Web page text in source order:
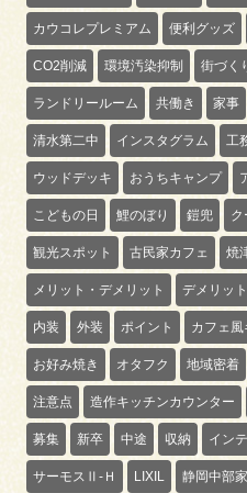
カウコレプレミアム 便利グッズ
CO2削減 環境汚染抑制 街づく
ランドリールーム 共働き 家事
清水第二中 インスタグラム 工
ウッドデッキ おうちキャンプ
こどもの日 鯉のぼり 鎧兜 ク
観光スポット 古民家カフェ 焼
メリット・デメリット デメリット
内装 外装 ポイント カフェ風
お好み焼き オタフク 地域密着
注意点 造作キッチンカウンター
募集 新卒 中途 収納 イン
サーモスⅡ-Ｈ LIXIL 静岡中部